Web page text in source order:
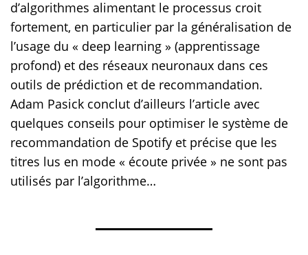
d’algorithmes alimentant le processus croit
fortement, en particulier par la généralisation de
l’usage du « deep learning » (apprentissage
profond) et des réseaux neuronaux dans ces
outils de prédiction et de recommandation.
Adam Pasick conclut d’ailleurs l’article avec
quelques conseils pour optimiser le système de
recommandation de Spotify et précise que les
titres lus en mode « écoute privée » ne sont pas
utilisés par l’algorithme…